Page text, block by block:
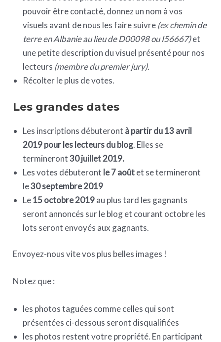
pouvoir être contacté, donnez un nom à vos
visuels avant de nous les faire suivre (ex chemin de
terre en Albanie au lieu de D00098 ou I56667)et
une petite description du visuel présenté pour nos
lecteurs (membre du premier jury).
Récolter le plus de votes.
Les grandes dates
Les inscriptions débuteront à partir du 13 avril
2019 pour les lecteurs du blog. Elles se
termineront30 juillet 2019.
Les votes débuteront le 7 aoûtet se termineront
le30 septembre 2019
Le15 octobre 2019au plus tard les gagnants
seront annoncés sur le blog et courant octobre les
lots seront envoyés aux gagnants.
Envoyez-nous vite vos plus belles images !
Notez que :
les photos taguées comme celles qui sont
présentées ci-dessous seront disqualifiées
les photos restent votre propriété. En participant